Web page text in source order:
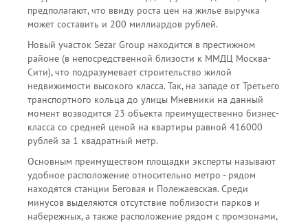
предполагают, что ввиду роста цен на жилье выручка
может составить и 200 миллиардов рублей.
Новый участок Sezar Group находится в престижном
районе (в непосредственной близости к ММДЦ Москва-
Сити), что подразумевает строительство жилой
недвижимости высокого класса. Так, на западе от Третьего
транспортного кольца до улицы Мневники на данный
момент возводится 23 объекта преимущественно бизнес-
класса со средней ценой на квартиры равной 416000
рублей за 1 квадратный метр.
Основным преимуществом площадки эксперты называют
удобное расположение относительно метро - рядом
находятся станции Беговая и Полежаевская. Среди
минусов выделяются отсутствие поблизости парков и
набережных, а также расположение рядом с промзонами,